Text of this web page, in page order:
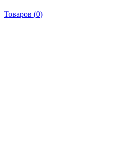
Товаров (0)